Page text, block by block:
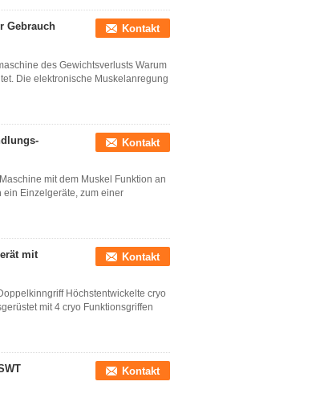
Gebrauch
Kontakt
des Gewichtsverlusts Warum
Die elektronische Muskelanregung
Kontakt
mit dem Muskel Funktion an
ein Einzelgeräte, zum einer
mit
Kontakt
Höchstentwickelte cryo
mit 4 cryo Funktionsgriffen
Kontakt